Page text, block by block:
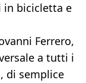
in bicicletta e
Ferrero,
a tutti i
di semplice